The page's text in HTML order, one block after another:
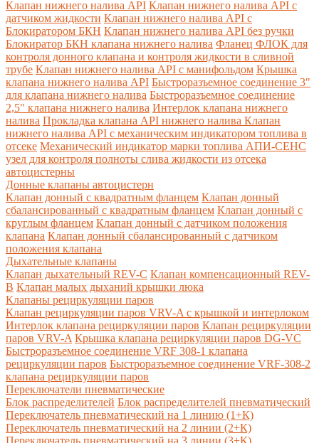
Клапан нижнего налива API Клапан нижнего налива API с
датчиком жидкости Клапан нижнего налива API с
Блокиратором БКН Клапан нижнего налива API без ручки
Блокиратор БКН клапана нижнего налива Фланец ФЛОК для
контроля донного клапана и контроля жидкости в сливной
трубе Клапан нижнего налива API с манифольдом Крышка
клапана нижнего налива API Быстроразъемное соединение 3"
для клапана нижнего налива Быстроразъемное соединение
2,5" клапана нижнего налива Интерлок клапана нижнего
налива Прокладка клапана API нижнего налива Клапан
нижнего налива API с механическим индикатором топлива в
отсеке Механический индикатор марки топлива АПИ-СЕНС
узел для контроля полноты слива жидкости из отсека
автоцистерны
Донные клапаны автоцистерн
Клапан донный с квадратным фланцем Клапан донный
сбалансированный с квадратным фланцем Клапан донный с
круглым фланцем Клапан донный с датчиком положения
клапана Клапан донный сбалансированный с датчиком
положения клапана
Дыхательные клапаны
Клапан дыхательный REV-C Клапан компенсационный REV-
B Клапан малых дыханий крышки люка
Клапаны рециркуляции паров
Клапан рециркуляции паров VRV-A с крышкой и интерлоком
Интерлок клапана рециркуляции паров Клапан рециркуляции
паров VRV-A Крышка клапана рециркуляции паров DG-VC
Быстроразъемное соединение VRF 308-1 клапана
рециркуляции паров Быстроразъемное соединение VRF-308-2
клапана рециркуляции паров
Переключатели пневматические
Блок распределителей Блок распределителей пневматический
Переключатель пневматический на 1 линию (1+К)
Переключатель пневматический на 2 линии (2+К)
Переключатель пневматический на 3 линии (3+К)